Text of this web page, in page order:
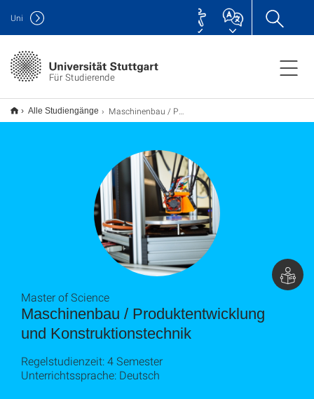
Für Studierende
Uni
Alle Studiengänge Maschinenbau / Produktentwicklung und Konstruktionstechnik M.Sc.
Maschinenbau / Produkt­ent­wick­lung
und Kon­struk­tions­technik
Master of Science
Regelstudienzeit: 4 Semester
Unterrichtssprache: Deutsch